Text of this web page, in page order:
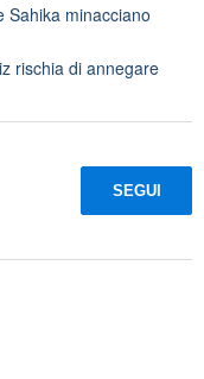
Sahika minacciano
rischia di annegare
SEGUI